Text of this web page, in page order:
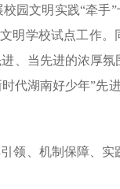
文明实践“牵手
明学校试点工作
当先进的浓厚
代湖南好少年”
领、机制保障、